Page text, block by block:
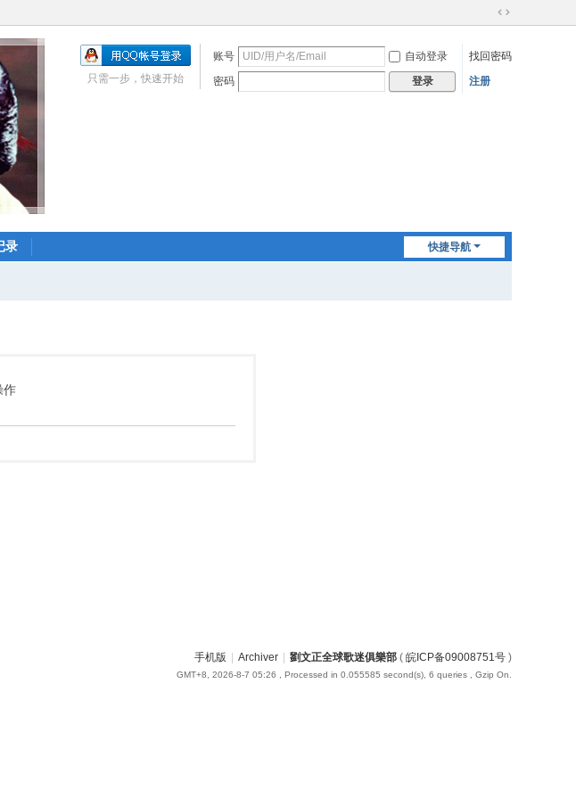
切
到
账号 自动登录
找回密码
密码
登录 注册
只需一步，快速开始
快捷导航
录
作
手机版 Archiver 劉文正全球歌迷俱樂部 ( 皖ICP备09008751号 )
GMT+8, 2026-8-7 05:26 , Processed in 0.055585 second(s), 6 queries , Gzip On.